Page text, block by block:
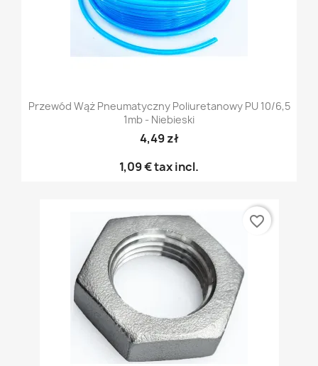
Przewód Wąż Pneumatyczny Poliuretanowy PU 10/6,5
1mb - Niebieski
4,49 zł
1,09 €tax incl.
favorite_border